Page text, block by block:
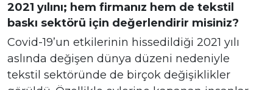
2021 yılını; hem firmanız hem de tekstil
baskı sektörü için değerlendirir misiniz?
Covid-19’un etkilerinin hissedildiği 2021 yılı
aslında değişen dünya düzeni nedeniyle
tekstil sektöründe de birçok değişiklikler